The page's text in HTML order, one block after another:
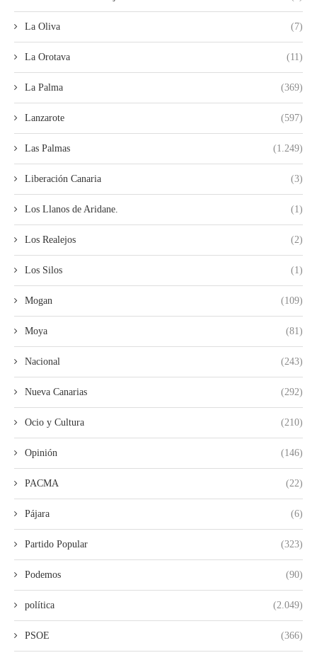
La Oliva (7)
La Orotava (11)
La Palma (369)
Lanzarote (597)
Las Palmas (1.249)
Liberación Canaria (3)
Los Llanos de Aridane. (1)
Los Realejos (2)
Los Silos (1)
Mogan (109)
Moya (81)
Nacional (243)
Nueva Canarias (292)
Ocio y Cultura (210)
Opinión (146)
PACMA (22)
Pájara (6)
Partido Popular (323)
Podemos (90)
política (2.049)
PSOE (366)